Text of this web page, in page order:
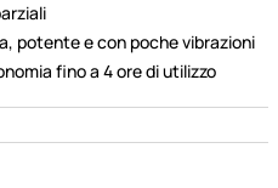
potente e con poche vibrazioni
fino a 4 ore di utilizzo